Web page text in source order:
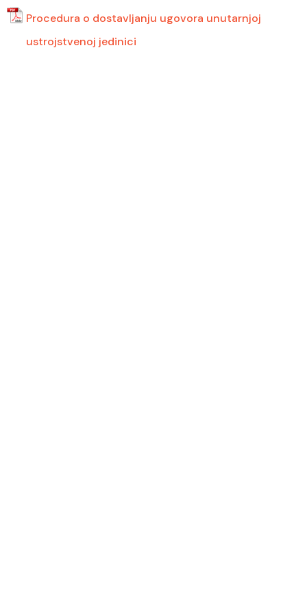
Procedura o dostavljanju ugovora unutarnjoj
ustrojstvenoj jedinici